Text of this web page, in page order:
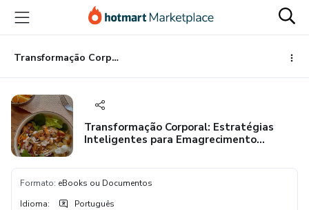
para
conteúdo
principal
para
pagamento
para
rodapé
Transformação Corporal: Estratégias Inteligentes para Emagrecimento Saudável
Transformação Corporal: Estratégias
Inteligentes para Emagrecimento
Formato: eBooks ou Documentos
Idioma: Português